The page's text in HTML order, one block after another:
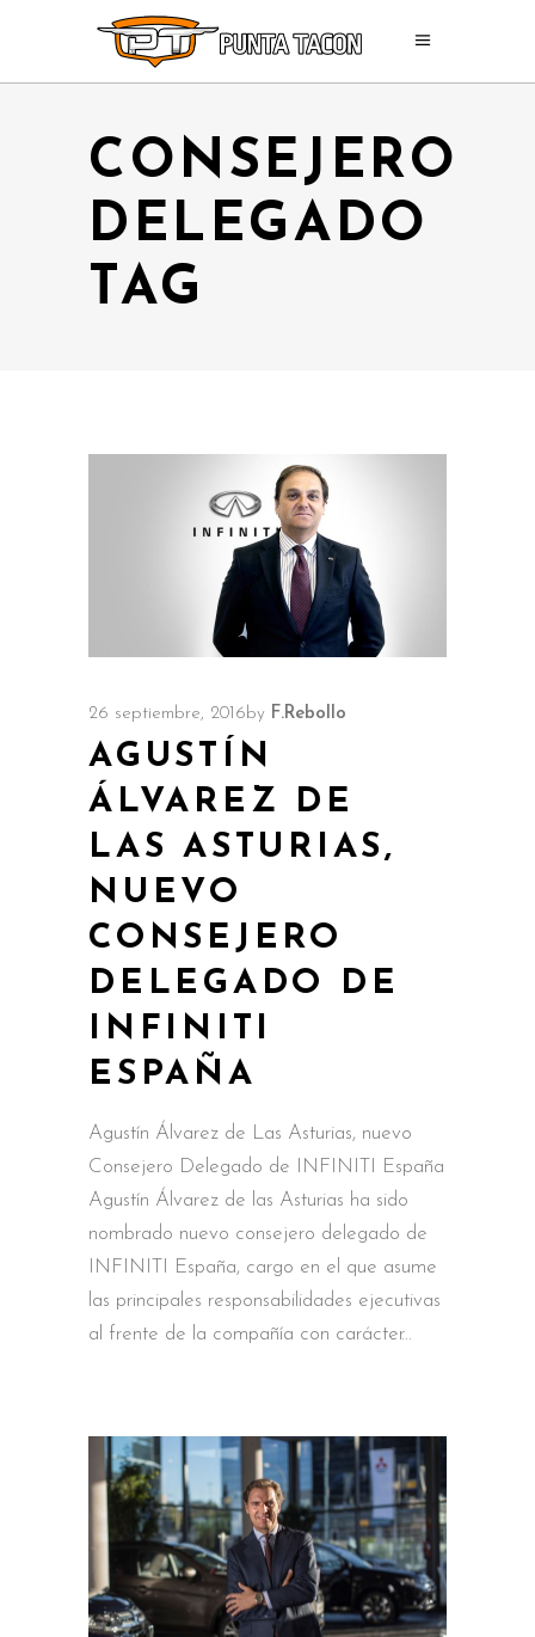
CONSEJERO
DELEGADO
TAG
26 septiembre, 2016 by F.Rebollo
AGUSTÍN
ÁLVAREZ DE
LAS ASTURIAS,
NUEVO
CONSEJERO
DELEGADO DE
INFINITI
ESPAÑA
Agustín Álvarez de Las Asturias, nuevo
Consejero Delegado de INFINITI España
Agustín Álvarez de las Asturias ha sido
nombrado nuevo consejero delegado de
INFINITI España, cargo en el que asume
las principales responsabilidades ejecutivas
al frente de la compañía con carácter